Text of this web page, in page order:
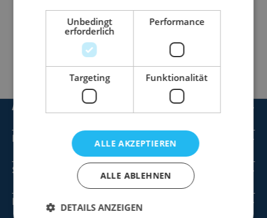
€ pro Bestellung. Vielen Dank für Ihr Verständnis.
Bei Verfügbarkeit beträgt die Lieferzeit in der Regel 1-5
Artikel
Dienstleistungen
Service
Informationen
Unbedingt
erforderlich
Performance
Targeting Funktionalität
ALLE AKZEPTIEREN
ALLE ABLEHNEN
DETAILS ANZEIGEN